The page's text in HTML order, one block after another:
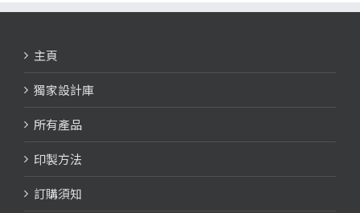
主頁
獨家設計庫
所有產品
印製方法
訂購須知